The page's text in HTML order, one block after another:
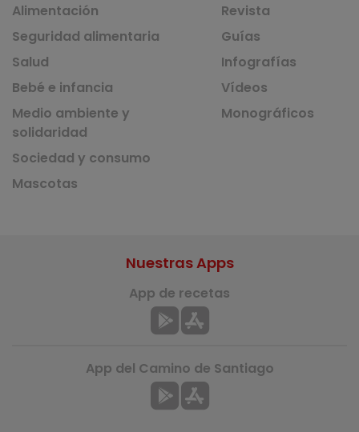
Alimentación
Seguridad alimentaria
Salud
Bebé e infancia
Medio ambiente y
solidaridad
Sociedad y consumo
Mascotas
Revista
Guías
Infografías
Vídeos
Monográficos
Nuestras Apps
App de recetas
App del Camino de Santiago